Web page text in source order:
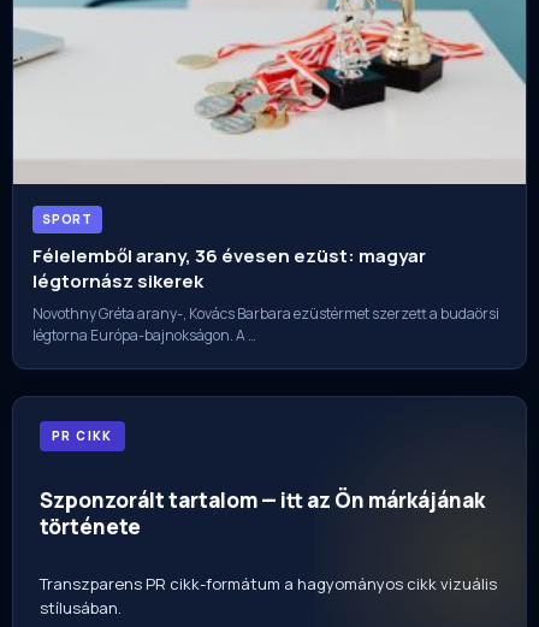
SPORT
Félelemből arany, 36 évesen ezüst: magyar
légtornász sikerek
Novothny Gréta arany-, Kovács Barbara ezüstérmet szerzett a budaörsi
légtorna Európa-bajnokságon. A …
PR CIKK
Szponzorált tartalom — itt az Ön márkájának
története
Transzparens PR cikk-formátum a hagyományos cikk vizuális
stílusában.